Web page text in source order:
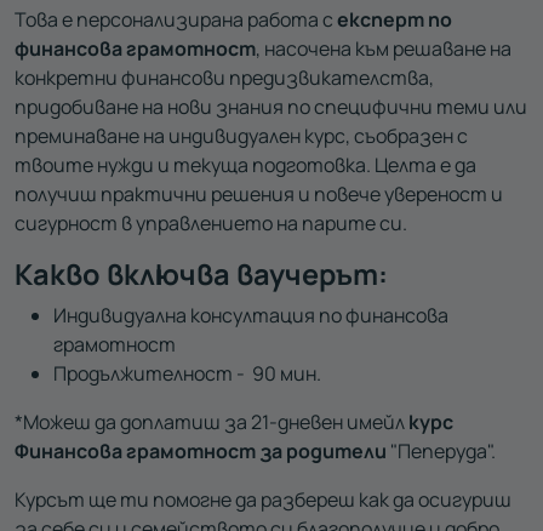
Това е персонализирана работа сексперт по
финансова грамотност, насочена към решаване на
конкретни финансови предизвикателства,
придобиване на нови знания по специфични теми или
преминаване на индивидуален курс, съобразен с
твоите нужди и текуща подготовка. Целта е да
получиш практични решения и повече увереност и
сигурност в управлението на парите си.
Какво включва ваучерът:
Индивидуална консултация по финансова
грамотност
Продължителност - 90 мин.
*Можеш да доплатиш за 21-дневен имейлкурс
Финансова грамотност за родители "Пеперуда".
Курсът ще ти помогне да разбереш как да осигуриш